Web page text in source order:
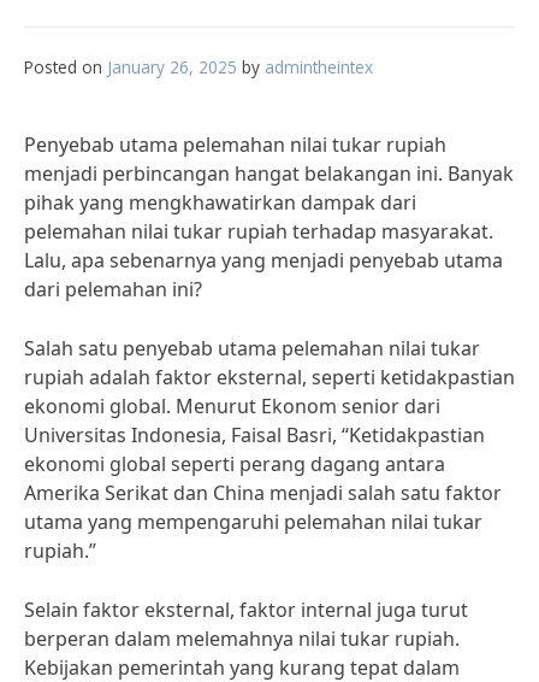
Posted on January 26, 2025 by admintheintex
Penyebab utama pelemahan nilai tukar rupiah
menjadi perbincangan hangat belakangan ini. Banyak
pihak yang mengkhawatirkan dampak dari
pelemahan nilai tukar rupiah terhadap masyarakat.
Lalu, apa sebenarnya yang menjadi penyebab utama
dari pelemahan ini?
Salah satu penyebab utama pelemahan nilai tukar
rupiah adalah faktor eksternal, seperti ketidakpastian
ekonomi global. Menurut Ekonom senior dari
Universitas Indonesia, Faisal Basri, “Ketidakpastian
ekonomi global seperti perang dagang antara
Amerika Serikat dan China menjadi salah satu faktor
utama yang mempengaruhi pelemahan nilai tukar
rupiah.”
Selain faktor eksternal, faktor internal juga turut
berperan dalam melemahnya nilai tukar rupiah.
Kebijakan pemerintah yang kurang tepat dalam